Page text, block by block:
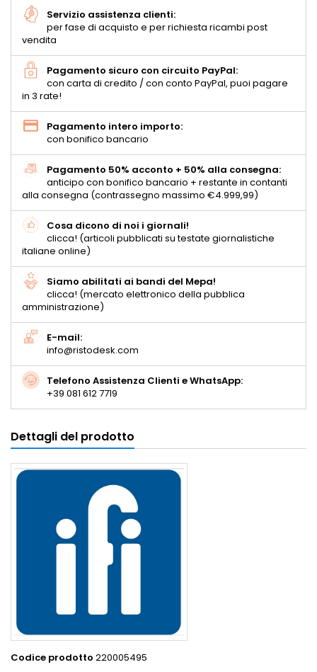
Servizio assistenza clienti:
per fase di acquisto e per richiesta ricambi post
vendita
Pagamento sicuro con circuito PayPal:
con carta di credito / con conto PayPal, puoi pagare
in 3 rate!
Pagamento intero importo:
con bonifico bancario
Pagamento 50% acconto + 50% alla consegna:
anticipo con bonifico bancario + restante in contanti
alla consegna (contrassegno massimo €4.999,99)
Cosa dicono di noi i giornali!
clicca! (articoli pubblicati su testate giornalistiche
italiane online)
Siamo abilitati ai bandi del Mepa!
clicca! (mercato elettronico della pubblica
amministrazione)
E-mail:
info@ristodesk.com
Telefono Assistenza Clienti e WhatsApp:
+39 081 612 7719
Dettagli del prodotto
Codice prodotto 220005495